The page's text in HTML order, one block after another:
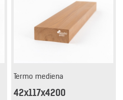
Termo mediena
42x117x4200